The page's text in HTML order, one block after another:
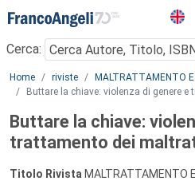
Menu
Cerca:
Main content
Home riviste MALTRATTAMENTO E
Buttare la chiave: violenza di genere
Buttare la chiave:
trattamento dei
Titolo Rivista MALTRATTAMENTO